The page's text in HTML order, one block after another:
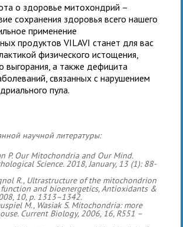
о здоровье митохондрий –
сохранения здоровья всего нашего
применение
продуктов VILAVI станет для вас
физического истощения,
выгорания, а также дефицита
связанных с нарушением
пула.
научной литературы:
P. Our Mitochondria and Our Mind.
Science. 2018, January, 13 (1): 88-
R., Ultrastructure of the mitochondrion
and bioenergetics, Antioxidants &
10, p. 1313–1342.
M., Wasiak S. Mitochondria: more
Current Biology, 2006, 16, R551 –